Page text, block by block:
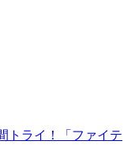
トライ！「ファイテ